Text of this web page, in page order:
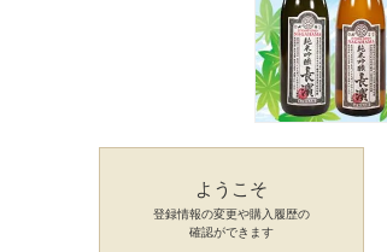
ようこそ
登録情報の変更や購入履歴の
確認ができます